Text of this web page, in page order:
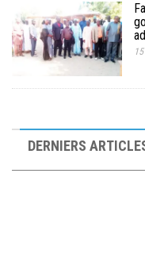
DERNIERS
19 septembre 2025